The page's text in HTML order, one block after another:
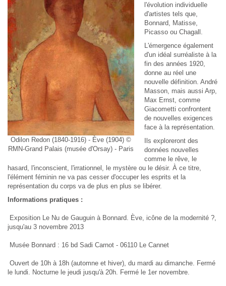
Odilon Redon (1840-1916) - Ève (1904) ©
RMN-Grand Palais (musée d'Orsay) - Paris
l'évolution individuelle
d'artistes tels que,
Bonnard, Matisse,
Picasso ou Chagall.
L'émergence également
d'un idéal surréaliste à la
fin des années 1920,
donne au réel une
nouvelle définition. André
Masson, mais aussi Arp,
Max Ernst, comme
Giacometti confrontent
de nouvelles exigences
face à la représentation.
Ils exploreront des
données nouvelles
comme le rêve, le
hasard, l'inconscient, l'irrationnel, le mystère ou le désir. À ce titre,
l'élément féminin ne va pas cesser d'occuper les esprits et la
représentation du corps va de plus en plus se libérer.
Informations pratiques :
Exposition Le Nu de Gauguin à Bonnard. Ève, icône de la modernité ?,
jusqu'au 3 novembre 2013
Musée Bonnard : 16 bd Sadi Carnot - 06110 Le Cannet
Ouvert de 10h à 18h (automne et hiver), du mardi au dimanche. Fermé
le lundi. Nocturne le jeudi jusqu'à 20h. Fermé le 1er novembre.